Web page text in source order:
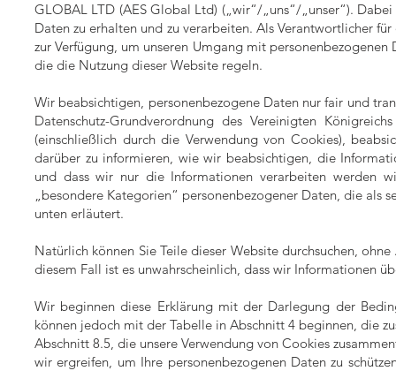
GLOBAL LTD (AES Global Ltd) („wir“/„uns“/„unser“).
Daten zu erhalten und zu verarbeiten. Als Verantwortlicher
zur Verfügung, um unseren Umgang mit
die die Nutzung dieser Website regeln.
Wir beabsichtigen, personenbezogene Daten nur fair und
Datenschutz-Grundverordnung des Vereinigten
(einschließlich durch die Verwendung von Cookies),
darüber zu informieren, wie wir beabsichtigen, die
und dass wir nur die Informationen verarbeiten werden
„besondere Kategorien“ personenbezogener Daten, die als
unten erläutert.
Natürlich können Sie Teile dieser Website durchsuchen,
diesem Fall ist es unwahrscheinlich, dass wir Informationen
Wir beginnen diese Erklärung mit der Darlegung der
können jedoch mit der Tabelle in Abschnitt 4 beginnen, die
Abschnitt 8.5, die unsere Verwendung von Cookies
wir ergreifen, um Ihre personenbezogenen Daten zu